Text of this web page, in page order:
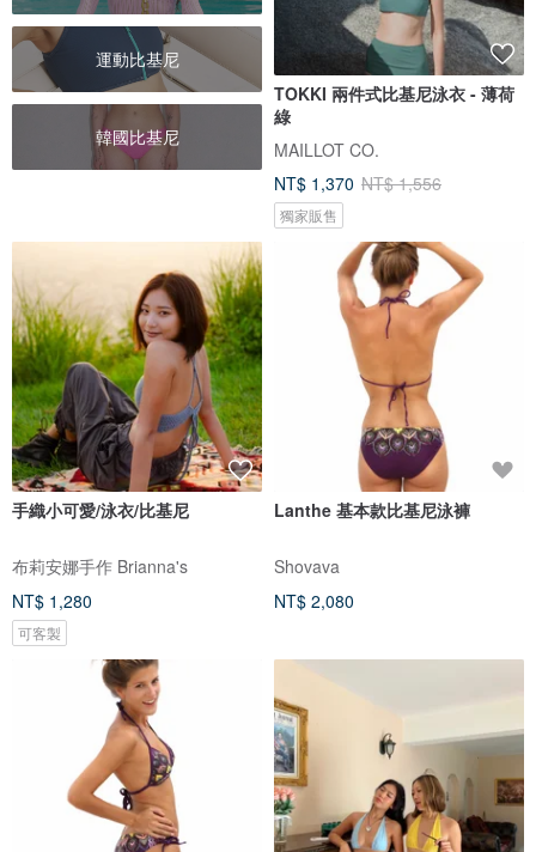
運動比基尼
韓國比基尼
TOKKI 兩件式比基尼泳衣 - 薄荷
綠
MAILLOT CO.
NT$ 1,370 NT$ 1,556
獨家販售
手織小可愛/泳衣/比基尼
布莉安娜手作 Brianna's
NT$ 1,280
可客製
Lanthe 基本款比基尼泳褲
Shovava
NT$ 2,080